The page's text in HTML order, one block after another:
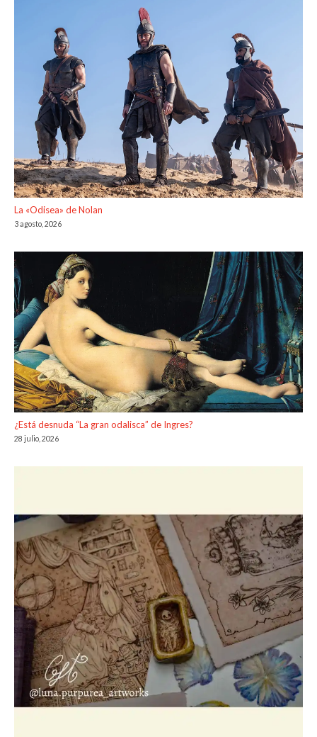
La «Odisea» de Nolan
3 agosto, 2026
¿Está desnuda “La gran odalisca” de Ingres?
28 julio, 2026